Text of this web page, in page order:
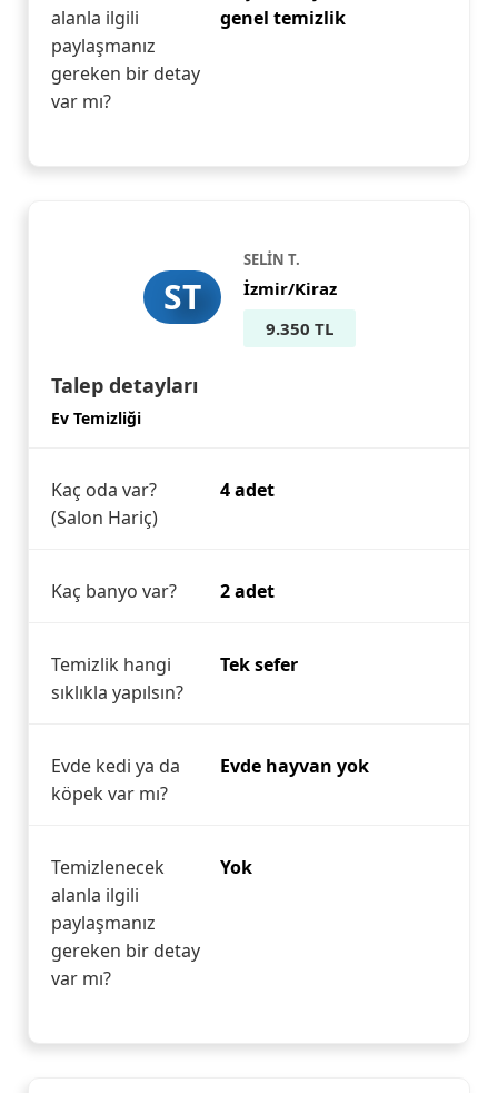
alanla ilgili
paylaşmanız
gereken bir detay
var mı?
genel temizlik
ST
SELİN T.
İzmir/Kiraz
9.350 TL
Talep detayları
Ev Temizliği
Kaç oda var?
(Salon Hariç)
4 adet
Kaç banyo var? 2 adet
Temizlik hangi
sıklıkla yapılsın?
Tek sefer
Evde kedi ya da
köpek var mı?
Evde hayvan yok
Temizlenecek
alanla ilgili
paylaşmanız
gereken bir detay
var mı?
Yok